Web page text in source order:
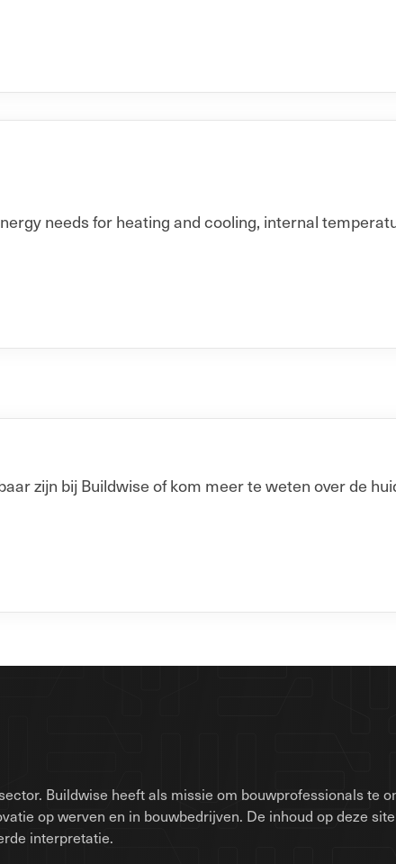
needs for heating and cooling, internal
zijn bij Buildwise of kom meer te weten over de
Buildwise heeft als missie om bouwprofessionals te
op werven en in bouwbedrijven. De inhoud op deze
interpretatie.